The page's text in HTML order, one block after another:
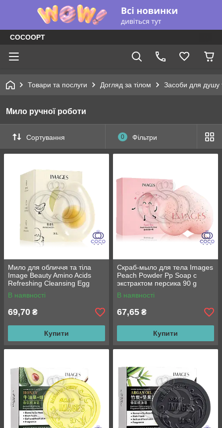
COCOOPT
Товари та послуги Догляд за тілом Засоби для душу
Мило ручної роботи
Сортування 0 Фільтри
Мило для обличчя та тіла
Image Beauty Amino Acids
Refreshing Cleansing Egg
Soap з амінокислотами
ручної роботи 80
В наявності
69,70 ₴
Купити
Скраб-мыло для тела Images
Peach Powder Pp Soap с
экстрактом персика 90 g
ручной работы
В наявності
67,65 ₴
Купити